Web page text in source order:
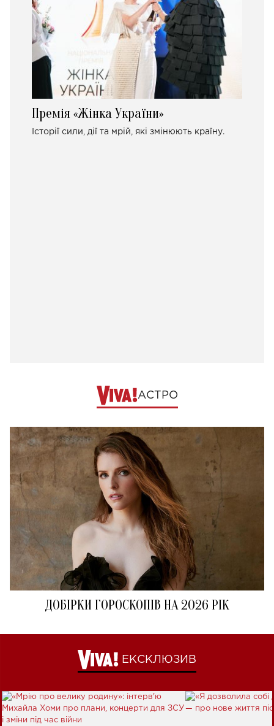
Премія «Жінка України»
Історії сили, дії та мрій, які змінюють країну.
АСТРО
ДОБІРКИ ГОРОСКОПІВ НА 2026 РІК
ЕКСКЛЮЗИВ